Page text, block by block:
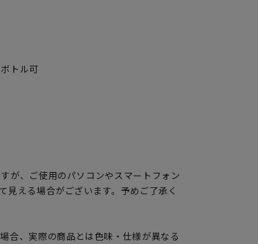
トル可
が、ご使用のパソコンやスマートフォン
見える場合がございます。予めご了承く
合、実際の商品とは色味・仕様が異なる